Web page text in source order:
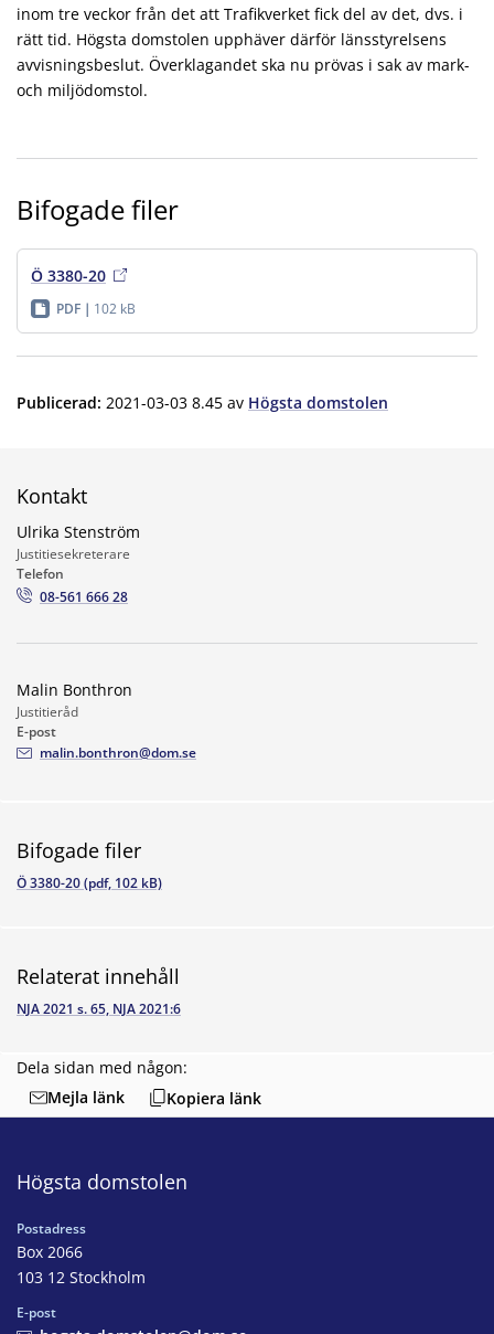
inom tre veckor från det att Trafikverket fick del av det, dvs. i
rätt tid. Högsta domstolen upphäver därför länsstyrelsens
avvisningsbeslut. Överklagandet ska nu prövas i sak av mark-
och miljödomstol.
Bifogade filer
Ö 3380-20
PDF 102 kB
Publicerad: 2021-03-03 8.45 av Högsta domstolen
Dela sidan med någon:
Mejla länk
Kopiera länk
Kontakt
Ulrika Stenström
Justitiesekreterare
Telefon
08-561 666 28
Malin Bonthron
Justitieråd
E-post
malin.bonthron@dom.se
Bifogade filer
Ö 3380-20 (pdf, 102 kB)
Relaterat innehåll
NJA 2021 s. 65, NJA 2021:6
Högsta domstolen
Postadress
Box 2066
103 12 Stockholm
E-post